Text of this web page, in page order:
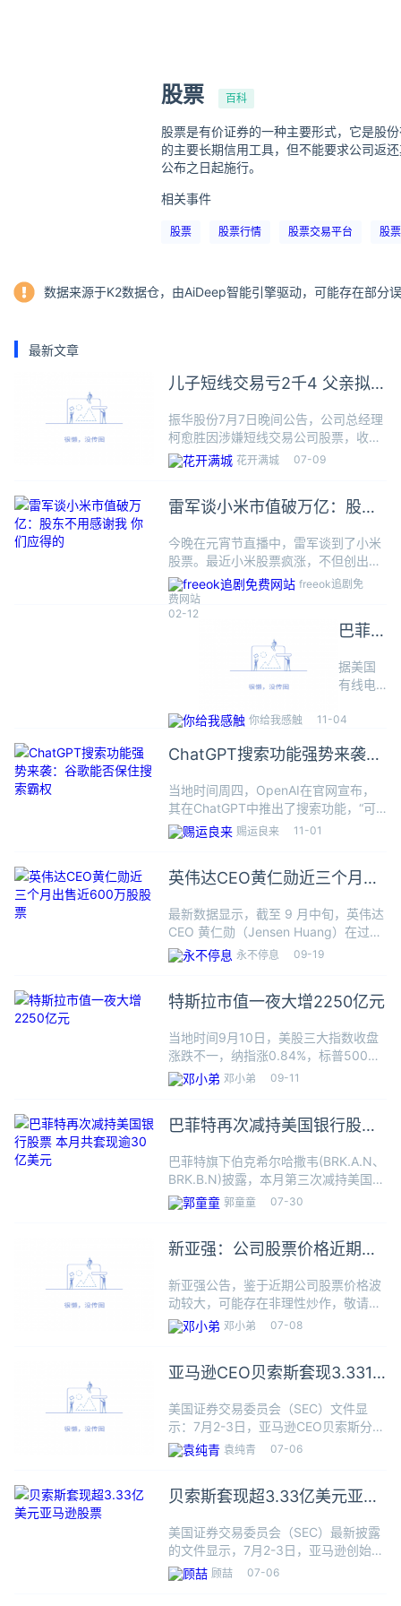
股票 百科
股票是有价证券的一种主要形式，它是股
的主要长期信用工具，但不能要求公司返
公布之日起施行。
相关事件
股票 股票行情 股票交易平台 股
数据来源于K2数据仓，由AiDeep智能引擎驱动，可能存在部分
最新文章
儿子短线交易亏2千4 父亲拟被
振华股份7月7日晚间公告，公司总经理
柯愈胜因涉嫌短线交易公司股票，收到
中国证券监督管理委员会湖北监管局出
具的《行政处罚事先告知书》。经查
日至2024年3月19日
花开满城 07-09
雷军谈小米市值破万亿：股东
今晚在元宵节直播中，雷军谈到了小米
股票。最近小米股票疯涨，不但创出历
史新高，而且市值突破1万亿，最新市
值已经来到1.11万亿。回溯至2024年
初，小米股价还只有12港元左右，目前
freeok追剧免
费网站
02-12
巴菲特
“清仓
售苹果
据美国
有线电
网报
地时间2
国知名
投资人
哈撒韦
布2024
年第三
示，其
业利润
下降超
美元，
主要原
括：飓
风“海伦
你给我感触 11-04
ChatGPT搜索功能强势来袭：
当地时间周四，OpenAI在官网宣布，
其在ChatGPT中推出了搜索功能，“可
以通过相关网络资源的链接获得快速、
及时的答案。”OpenAI称，新的搜索功
合了体育、新闻
赐运良来 11-01
英伟达CEO黄仁勋近三个月出
最新数据显示，截至 9 月中旬，英伟达
CEO 黄仁勋（Jensen Huang）在过去
三个月内共出售了近 600 万股公司股
票，价值约 7 亿美元。自 6 月 13 日至
永不停息 09-19
特斯拉市值一夜大增2250亿元
当地时间9月10日，美股三大指数收盘
涨跌不一，纳指涨0.84%，标普500指
数涨0.45%，道指跌0.23%。美股市场
进入紧要关头，当地时间9月11日美国
联储将召
邓小弟 09-11
巴菲特再次减持美国银行股票
巴菲特旗下伯克希尔哈撒韦(BRK.A.N、
BRK.B.N)披露，本月第三次减持美国银
行股票，总计卖出逾30亿美元。伯克希
尔哈撒韦从2011年开始投资美国银行，
给监管机
郭童童 07-30
新亚强：公司股票价格近期波
新亚强公告，鉴于近期公司股票价格波
动较大，可能存在非理性炒作，敬请广
大投资者注意二级市场交易风险。公司
股票价格于2024年7月3日、7月4日、7
离值累计超过20%，2
邓小弟 07-08
亚马逊CEO贝索斯套现3.331
美国证券交易委员会（SEC）文件显
示：7月2-3日，亚马逊CEO贝索斯分两
笔共卖出166.4886万股亚马逊股票，
总计套现3.331亿美元。
袁纯青 07-06
贝索斯套现超3.33亿美元亚马
美国证券交易委员会（SEC）最新披露
的文件显示，7月2-3日，亚马逊创始人
贝索斯分两笔共卖出166.3886万股亚
马逊股票，总计套现超3.33亿美元。这
顾喆 07-06